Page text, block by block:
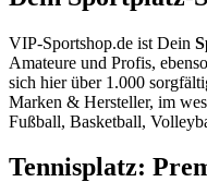
VIP-Sportshop.de ist Dein
Amateure und Profis,
sich hier über 1.000
Marken & Hersteller, im
Fußball, Basketball,
Tennisplatz: